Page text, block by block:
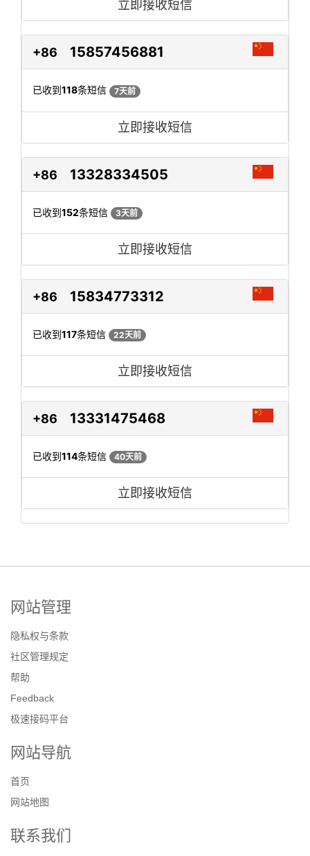
立即接收短信
+86 15857456881
已收到118条短信 7天前
立即接收短信
+86 13328334505
已收到152条短信 3天前
立即接收短信
+86 15834773312
已收到117条短信 22天前
立即接收短信
+86 13331475468
已收到114条短信 40天前
立即接收短信
网站管理
隐私权与条款
社区管理规定
帮助
Feedback
极速接码平台
网站导航
首页
网站地图
联系我们